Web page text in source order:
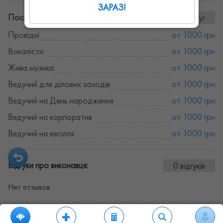
Послуги та ціни:
7послуг
Провідні
от 1000 грн
Вокалісти
от 1000 грн
Жива музика
от 1000 грн
Ведучий для ділових заходів
от 1000 грн
Ведучий на День народження
от 1000 грн
Ведучий на корпоратив
от 1000 грн
Ведучий на весілля
от 1000 грн
Відгуки про виконавця: 0 відгуків
Нет отзывов
ЗАРАЗ!